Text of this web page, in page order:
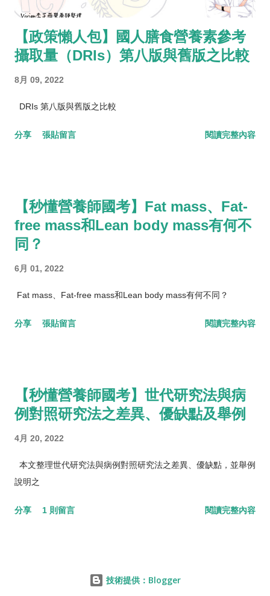
【政策懶人包】國人膳食營養素參考
攝取量（DRIs）第八版與舊版之比較
8月 09, 2022
DRIs 第八版與舊版之比較
分享 張貼留言 閱讀完整內容
【秒懂營養師國考】Fat mass、Fat-
free mass和Lean body mass有何不
同？
6月 01, 2022
Fat mass、Fat-free mass和Lean body mass有何不同？
分享 張貼留言 閱讀完整內容
【秒懂營養師國考】世代研究法與病
例對照研究法之差異、優缺點及舉例
4月 20, 2022
本文整理世代研究法與病例對照研究法之差異、優缺點，並舉例
說明之
分享 1 則留言 閱讀完整內容
技術提供：Blogger